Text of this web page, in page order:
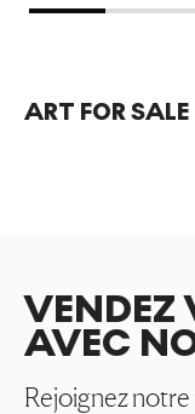
ART FOR SALE
VENDEZ
AVEC
Rejoignez